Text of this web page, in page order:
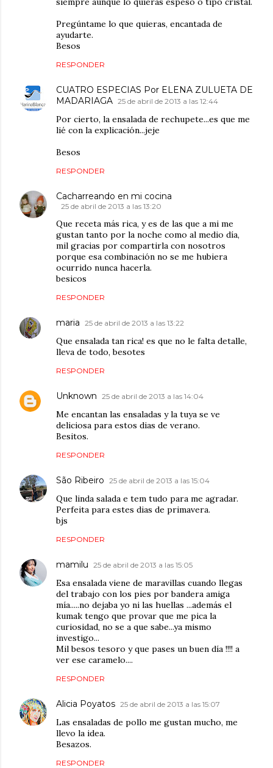
Pregúntame lo que quieras, encantada de
ayudarte.
Besos
RESPONDER
CUATRO ESPECIAS Por ELENA ZULUETA DE
MADARIAGA 25 de abril de 2013 a las 12:44
Por cierto, la ensalada de rechupete...es que me
lié con la explicación...jeje
Besos
RESPONDER
Cacharreando en mi cocina
25 de abril de 2013 a las 13:20
Que receta más rica, y es de las que a mi me
gustan tanto por la noche como al medio día,
mil gracias por compartirla con nosotros
porque esa combinación no se me hubiera
ocurrido nunca hacerla.
besicos
RESPONDER
maria 25 de abril de 2013 a las 13:22
Que ensalada tan rica! es que no le falta detalle,
lleva de todo, besotes
RESPONDER
Unknown 25 de abril de 2013 a las 14:04
Me encantan las ensaladas y la tuya se ve
deliciosa para estos dias de verano.
Besitos.
RESPONDER
São Ribeiro 25 de abril de 2013 a las 15:04
Que linda salada e tem tudo para me agradar.
Perfeita para estes dias de primavera.
bjs
RESPONDER
mamilu 25 de abril de 2013 a las 15:05
Esa ensalada viene de maravillas cuando llegas
del trabajo con los pies por bandera amiga
mía.....no dejaba yo ni las huellas ...además el
kumak tengo que provar que me pica la
curiosidad, no se a que sabe...ya mismo
investigo...
Mil besos tesoro y que pases un buen día !!!! a
ver ese caramelo....
RESPONDER
Alicia Poyatos 25 de abril de 2013 a las 15:07
Las ensaladas de pollo me gustan mucho, me
llevo la idea.
Besazos.
RESPONDER